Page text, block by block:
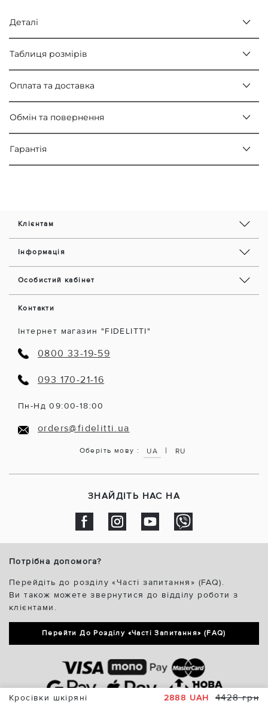
Кросівки шкіряні 2888 UAH 4428 грн
Деталі
Таблиця розмірів
Оплата та доставка
Обмін та повернення
Гарантія
Клієнтам
Інформація
Особистий кабінет
Контакти
Інтернет магазин "FIDELITTI"
0800 33-19-59
093 170-21-16
Пн-Нд 09:00-18:00
orders@fidelitti.ua
Оберіть мову : UA | RU
ЗНАЙДІТЬ НАС НА
Потрібна допомога?
Перейдіть до розділу «Часті запитання» (FAQ).
Ви також можете звернутися до відділу роботи з
клієнтами.
Перейти До Розділу «Часті Запитання» (FAQ)